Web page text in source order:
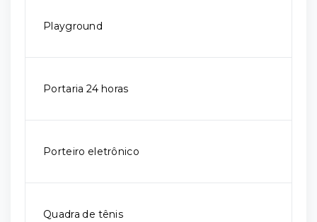
Playground
Portaria 24 horas
Porteiro eletrônico
Quadra de tênis